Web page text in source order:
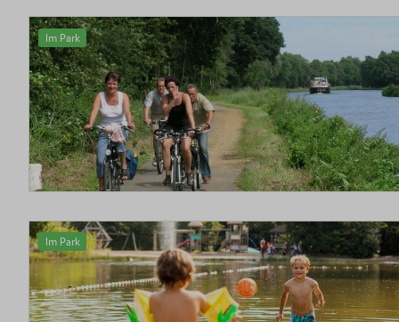
Im Park
Im Park